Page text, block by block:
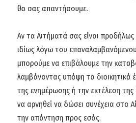
θα σας απαντήσουμε.
Αν τα Αιτήματά σας είναι
ιδίως λόγω του
μπορούμε να επιβάλουμε την
λαμβάνοντας υπόψη τα διοικητικά
της ενημέρωσης ή την εκτέλεση της
να αρνηθεί να δώσει συνέχεια στο
την απάντηση προς εσάς.